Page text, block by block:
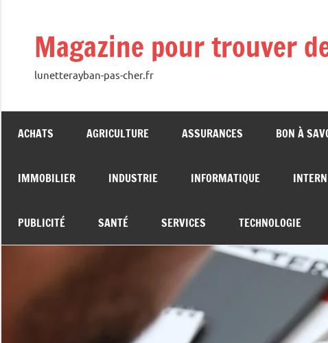
contenuMagazine pour trouver
lunetterayban-pas-cher.fr
ACHATS AGRICULTURE ASSURANCES BON À
IMMOBILIER INDUSTRIE INFORMATIQUE
PUBLICITÉ SANTÉ SERVICES TECHNOLOGIE